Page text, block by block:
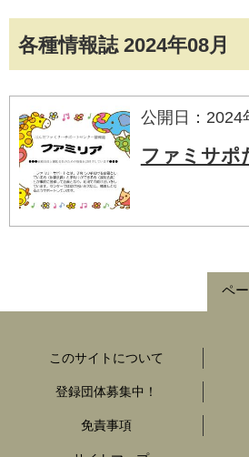
各種情報誌 2024年08月
公開日：2024
ファミサポ
ペ
このサイトについて
登録団体募集中！
免責事項